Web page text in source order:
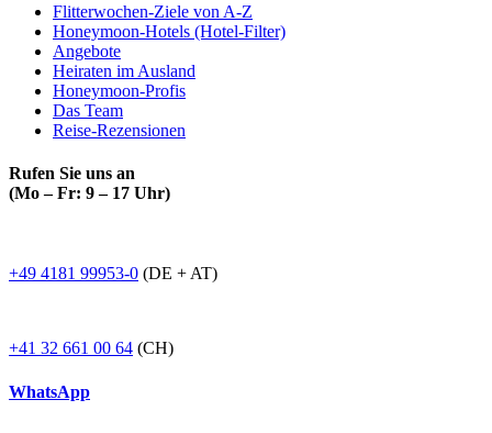
Flitterwochen-Ziele von A-Z
Honeymoon-Hotels (Hotel-Filter)
Angebote
Heiraten im Ausland
Honeymoon-Profis
Das Team
Reise-Rezensionen
Rufen Sie uns an
(Mo – Fr: 9 – 17 Uhr)
+49 4181 99953-0 (DE + AT)
+41 32 661 00 64 (CH)
WhatsApp